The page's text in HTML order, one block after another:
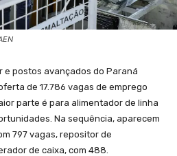
e postos avançados do Paraná
de 17.786 vagas de emprego
parte é para alimentador de linha
Na sequência, aparecem
797 vagas, repositor de
de caixa, com 488.